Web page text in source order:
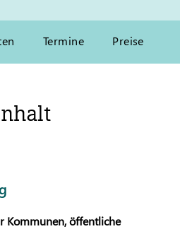
Termine Preise
Kommunen, öffentliche